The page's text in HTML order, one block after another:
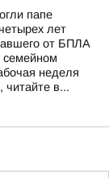
папе
лет
от БПЛА
семейном
неделя
читайте в...